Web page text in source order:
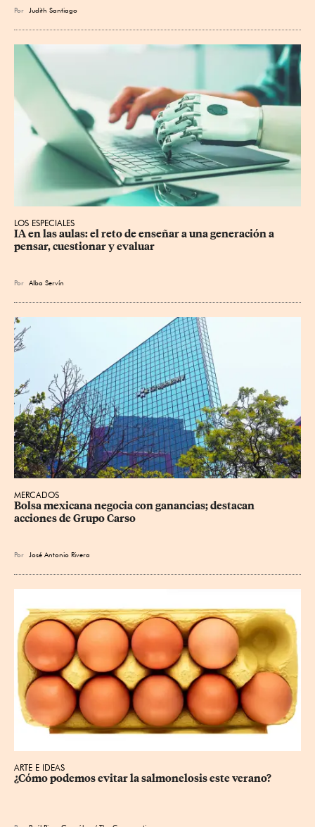
Por Judith Santiago
LOS ESPECIALES
IA en las aulas: el reto de enseñar a una generación a
pensar, cuestionar y evaluar
Por Alba Servín
MERCADOS
Bolsa mexicana negocia con ganancias; destacan
acciones de Grupo Carso
Por José Antonio Rivera
ARTE E IDEAS
¿Cómo podemos evitar la salmonelosis este verano?